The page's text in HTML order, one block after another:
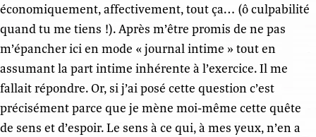
économiquement, affectivement, tout ça… (ô culpabilité
quand tu me tiens !). Après m’être promis de ne pas
m’épancher ici en mode « journal intime » tout en
assumant la part intime inhérente à l’exercice. Il me
fallait répondre. Or, si j’ai posé cette question c’est
précisément parce que je mène moi-même cette quête
de sens et d’espoir. Le sens à ce qui, à mes yeux, n’en a